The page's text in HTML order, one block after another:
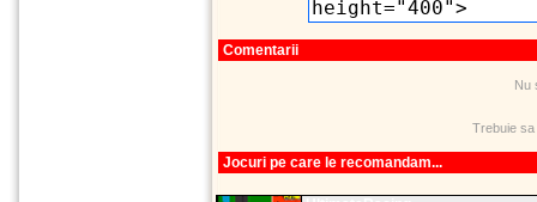
Comentarii
Nu
Trebuie
Jocuri pe care le recomandam...